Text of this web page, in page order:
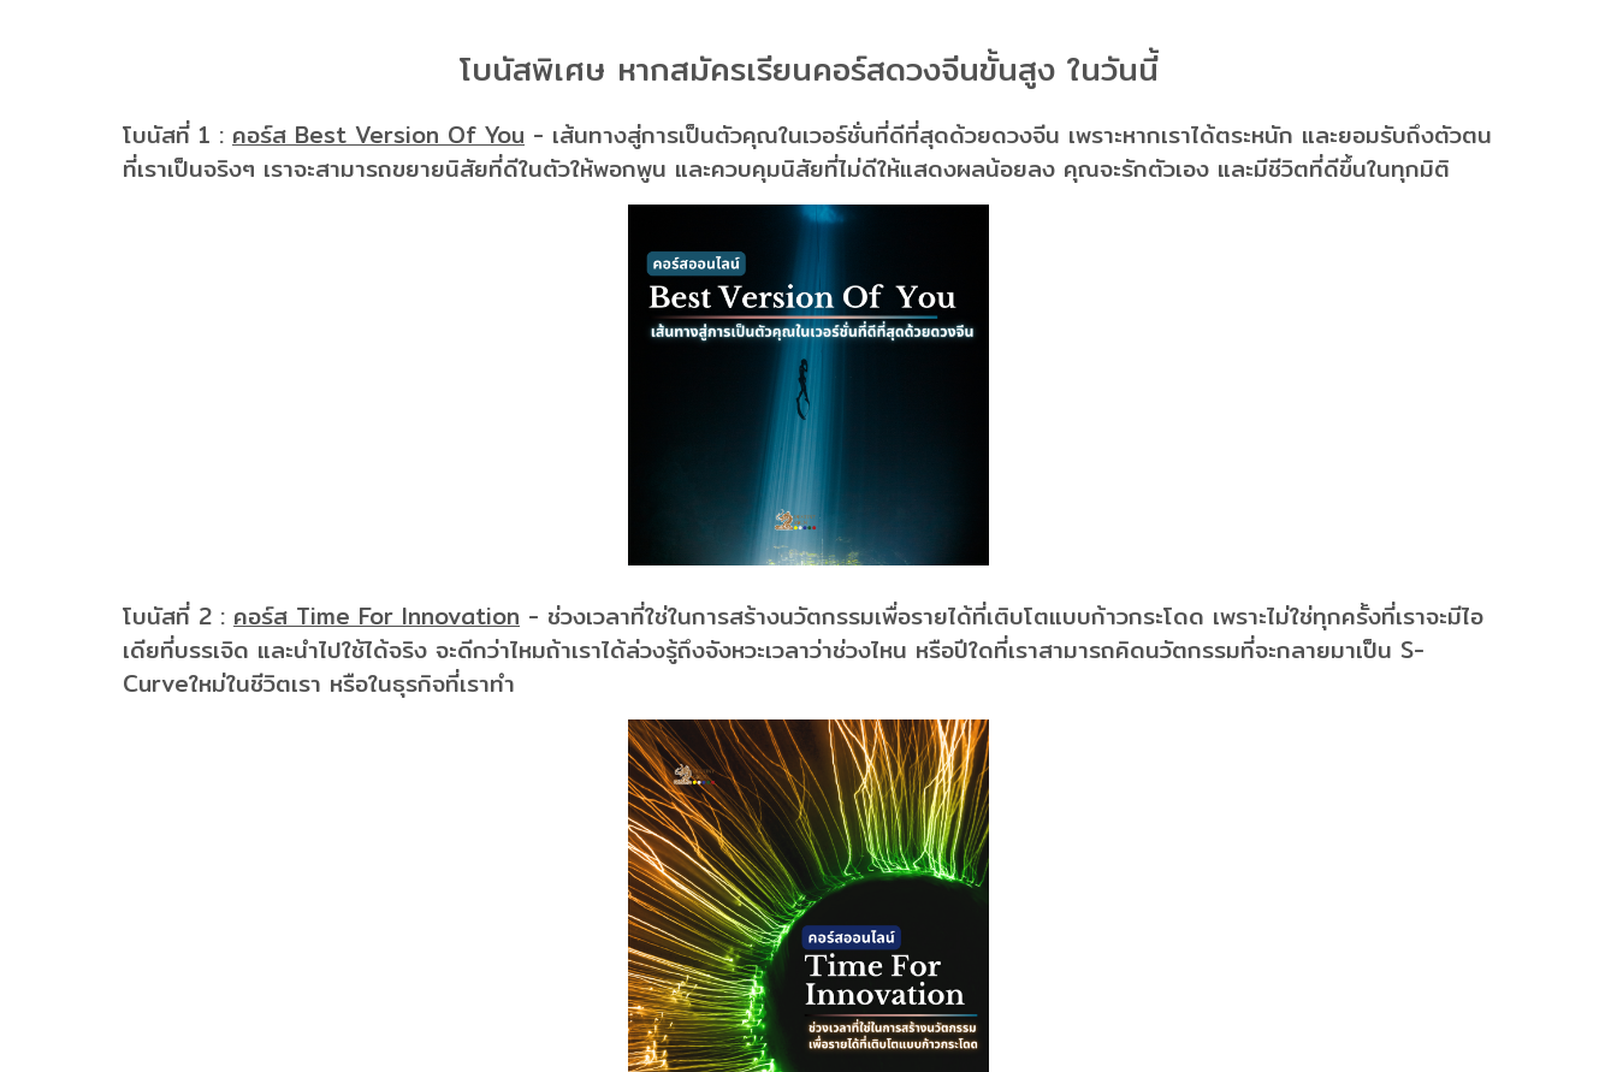
โบนัสพิเศษ หากสมัครเรียนคอร์สดวงจีนขั้นสูง ในวันนี้
โบนัสที่ 1 : คอร์ส Best Version Of You - เส้นทางสู่การเป็นตัวคุณในเวอร์ชั่นที่ดีที่สุดด้วยดวงจีน เพราะหากเราได้ตระหนัก และยอมรับถึงตัวตน
ที่เราเป็นจริงๆ เราจะสามารถขยายนิสัยที่ดีในตัวให้พอกพูน และควบคุมนิสัยที่ไม่ดีให้แสดงผลน้อยลง คุณจะรักตัวเอง และมีชีวิตที่ดีขึ้นในทุกมิติ
โบนัสที่ 2 : คอร์ส Time For Innovation - ช่วงเวลาที่ใช่ในการสร้างนวัตกรรมเพื่อรายได้ที่เติบโตแบบก้าวกระโดด เพราะไม่ใช่ทุกครั้งที่เราจะมีไอ
เดียที่บรรเจิด และนำไปใช้ได้จริง จะดีกว่าไหมถ้าเราได้ล่วงรู้ถึงจังหวะเวลาว่าช่วงไหน หรือปีใดที่เราสามารถคิดนวัตกรรมที่จะกลายมาเป็น S-
Curveใหม่ในชีวิตเรา หรือในธุรกิจที่เราทำ